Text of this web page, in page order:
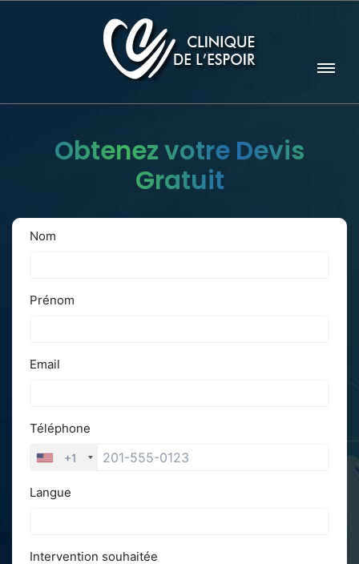
Obtenez votre Devis
Gratuit